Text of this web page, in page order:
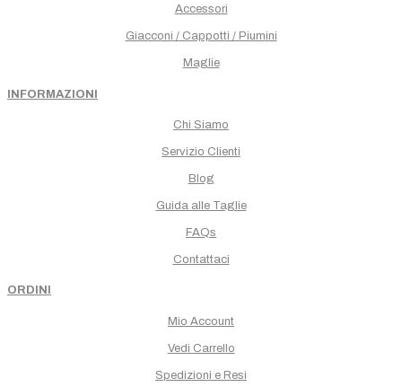
Accessori
Giacconi / Cappotti / Piumini
Maglie
INFORMAZIONI
Chi Siamo
Servizio Clienti
Blog
Guida alle Taglie
FAQs
Contattaci
ORDINI
Mio Account
Vedi Carrello
Spedizioni e Resi